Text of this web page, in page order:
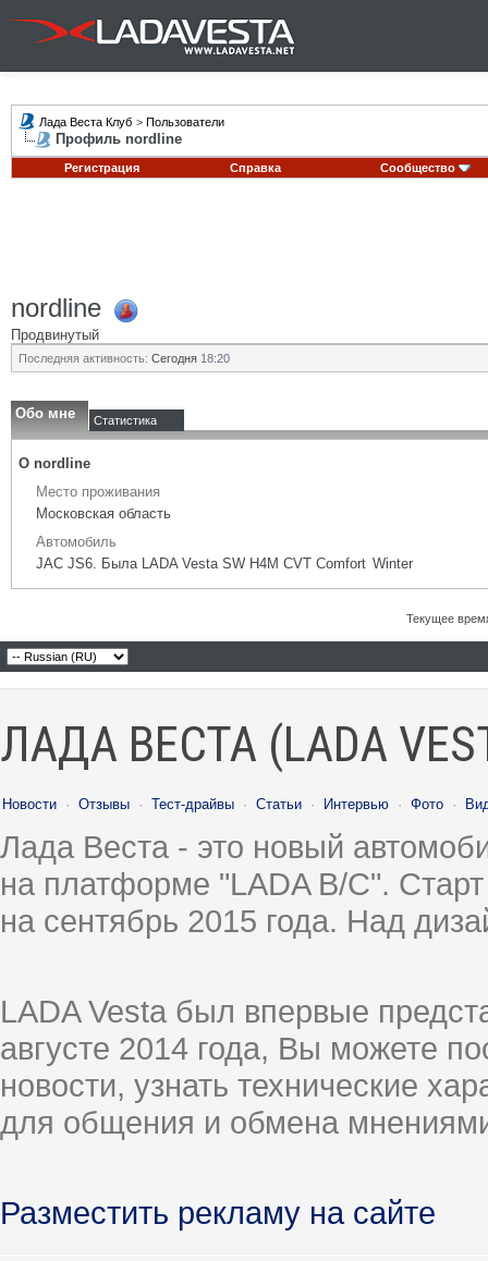
Лада Веста Клуб > Пользователи
Профиль nordline
Регистрация Справка Сообщество
nordline
Продвинутый
Последняя активность: Сегодня 18:20
Обо мне Статистика
О nordline
Место проживания
Московская область
Автомобиль
JAC JS6. Была LADA Vesta SW H4M CVT Comfort Winter
Текущее
ЛАДА ВЕСТА (LADA
Новости · Отзывы · Тест-драйвы · Статьи · Интервью · Фото ·
Лада Веста - это новый
на платформе "LADA B/C".
на сентябрь 2015 года. Над
LADA Vesta был впервые
августе 2014 года, Вы можете
новости, узнать технические
для общения и обмена
Разместить рекламу на сайте